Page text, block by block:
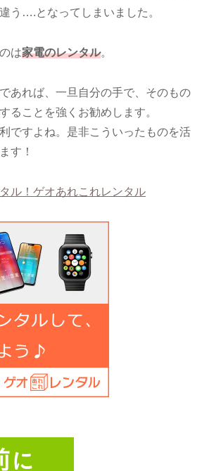
う….となってしまいました。
は家電のレンタル。
あれば、一旦自分の手で、そのもの
ることを強くお勧めします。
ですよね。是非こういったものを活
す！
ル！ゲオあれこれレンタル